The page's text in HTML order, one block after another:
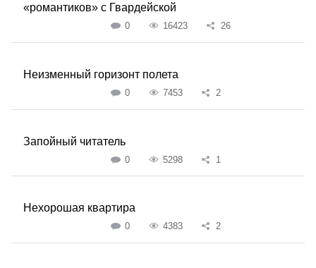
«романтиков» с Гвардейской
0 16423 26
Неизменный горизонт полета
0 7453 2
Запойный читатель
0 5298 1
Нехорошая квартира
0 4383 2